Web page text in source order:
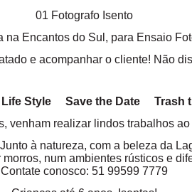
01 Fotografo Isento
na Encantos do Sul, para Ensaio
e acompanhar o cliente! Não
Life Style Save the Date Trash
venhamrealizar lindos trabalhos ao
à natureza, com a beleza da
num ambientes rústicos e
Contate conosco: 51 99599 7779